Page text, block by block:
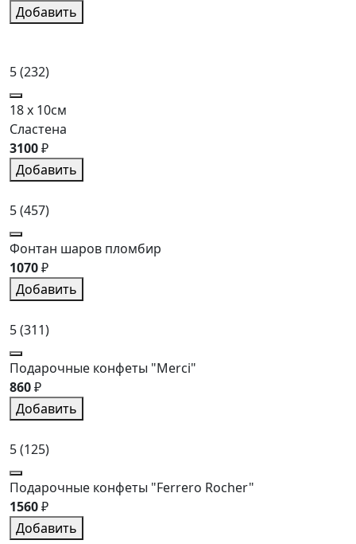
Добавить
5(232)
18 x 10см
Сластена
3100₽
Добавить
5(457)
Фонтан шаров пломбир
1070₽
Добавить
5(311)
Подарочные конфеты "Merci"
860₽
Добавить
5(125)
Подарочные конфеты "Ferrero Rocher"
1560₽
Добавить